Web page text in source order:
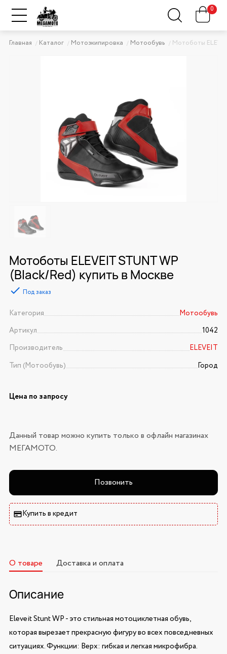
0
Главная Каталог Мотоэкипировка Мотообувь Мотоботы
Мотоботы ELEVEIT STUNT WP
(Black/Red) купить в Москве
Под заказ
Категория
Мотообувь
Артикул
1042
Производитель
ELEVEIT
Тип (Мотообувь)
Город
Цена по запросу
Данный товар можно купить только в офлайн магазинах
МЕГАМОТО.
Позвонить
Купить в кредит
О товаре Доставка и оплата
Описание
Eleveit Stunt WP - это стильная мотоциклетная обувь,
которая вырезает прекрасную фигуру во всех повседневных
ситуациях. Функции: Верх: гибкая и легкая микрофибра.